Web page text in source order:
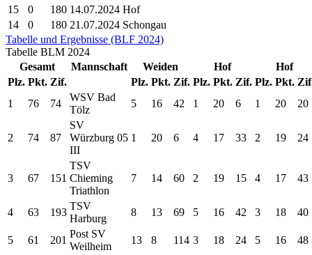
15
0 180 14.07.2024 Hof
14
0 180 21.07.2024 Schongau
Tabelle und Ergebnisse (BLF 2024)
Tabelle BLM 2024
Gesamt
Mannschaft Weiden Hof
Hof
Plz. Pkt. Zif. Plz. Pkt. Zif. Plz. Pkt. Zif. Plz. Pkt.
1
76 74
WSV Bad
Tölz
5 16 42 1 20 6 1 20 20
2 74 87
SV
Würzburg 05
III
1 20 6 4 17 33 2 19 24
3 67 151
TSV
Chieming
Triathlon
7 14 60 2 19 15 4 17 43
4 63 193
TSV
Harburg
8 13 69 5 16 42 3 18 40
5 61 201
Post SV
Weilheim
13 8 114 3 18 24 5 16 48